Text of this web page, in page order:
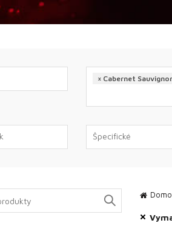
× Cabernet